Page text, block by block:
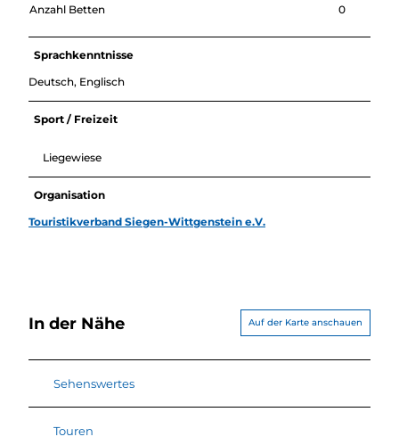
Anzahl Betten 0
Sprachkenntnisse
Deutsch, Englisch
Sport / Freizeit
Liegewiese
Organisation
Touristikverband Siegen-Wittgenstein e.V.
In der Nähe Auf der Karte anschauen
Sehenswertes
Touren